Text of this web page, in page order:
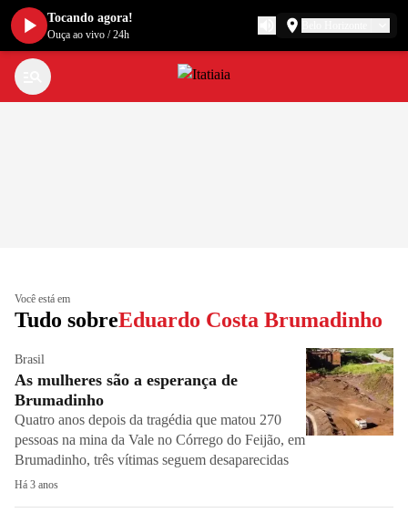
Você está em
Tudo sobreEduardo Costa Brumadinho
Brasil
As mulheres são a esperança de
Brumadinho
Quatro anos depois da tragédia que matou 270
pessoas na mina da Vale no Córrego do Feijão, em
Brumadinho, três vítimas seguem desaparecidas
Há 3 anos
Tocando agora!
Ouça ao vivo /24h